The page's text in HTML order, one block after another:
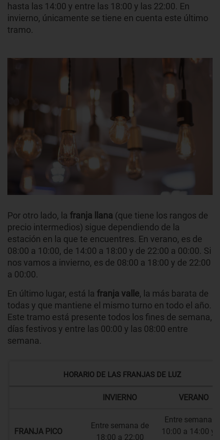
hasta las 14:00 y entre las 18:00 y las 22:00. En
invierno, únicamente se tiene en cuenta este último
tramo.
Por otro lado, la franja llana (que tiene los rangos de
precio intermedios) sigue dependiendo de la
estación en la que te encuentres. En verano, es de
08:00 a 10:00, de 14:00 a 18:00 y de 22:00 a 00:00. Si
nos vamos a invierno, es de 08:00 a 18:00 y de 22:00
a 00:00.
En último lugar, está la franja valle, la más barata de
todas y que mantiene el mismo turno en todo el año.
Este tramo está presente todos los fines de semana,
días festivos y entre las 00:00 y las 08:00 entre
semana.
HORARIO DE LAS FRANJAS DE LUZ
INVIERNO VERANO
FRANJA PICO
Entre semana de
18:00 a 22:00
Entre semana
10:00 a 14:00 y